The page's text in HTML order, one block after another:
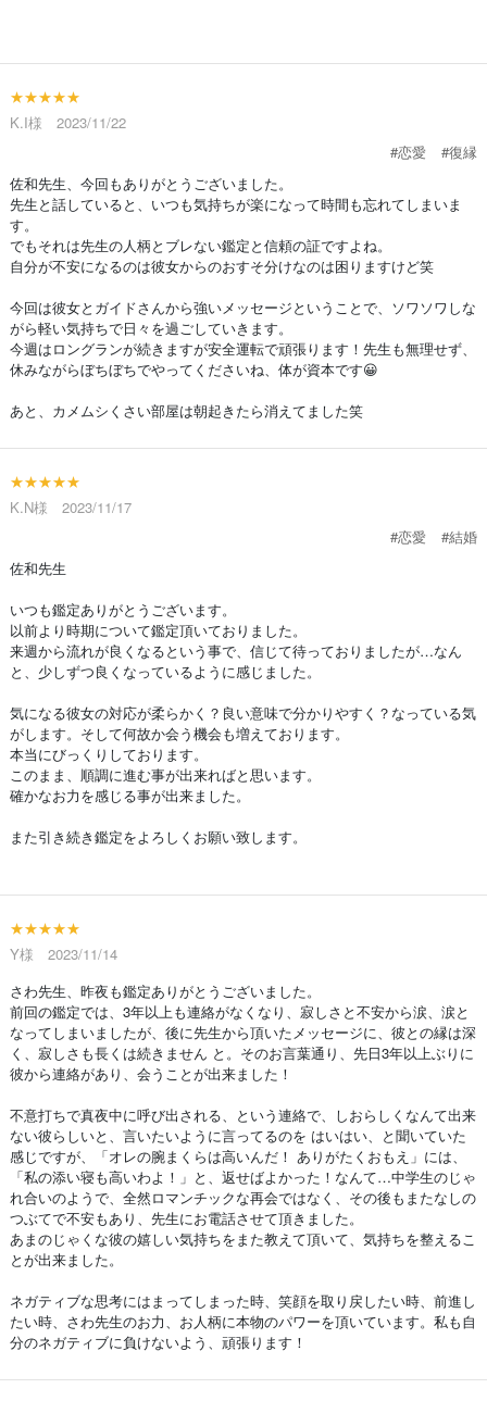
★★★★★
K.I様 2023/11/22
#恋愛
#復縁
佐和先生、今回もありがとうございました。
先生と話していると、いつも気持ちが楽になって時間も忘れてしまいま
す。
でもそれは先生の人柄とブレない鑑定と信頼の証ですよね。
自分が不安になるのは彼女からのおすそ分けなのは困りますけど笑
今回は彼女とガイドさんから強いメッセージということで、ソワソワしな
がら軽い気持ちで日々を過ごしていきます。
今週はロングランが続きますが安全運転で頑張ります！先生も無理せず、
休みながらぼちぼちでやってくださいね、体が資本です😀
あと、カメムシくさい部屋は朝起きたら消えてました笑
★★★★★
K.N様 2023/11/17
#恋愛
#結婚
佐和先生
いつも鑑定ありがとうございます。
以前より時期について鑑定頂いておりました。
来週から流れが良くなるという事で、信じて待っておりましたが…なん
と、少しずつ良くなっているように感じました。
気になる彼女の対応が柔らかく？良い意味で分かりやすく？なっている気
がします。そして何故か会う機会も増えております。
本当にびっくりしております。
このまま、順調に進む事が出来ればと思います。
確かなお力を感じる事が出来ました。
また引き続き鑑定をよろしくお願い致します。
★★★★★
Y様 2023/11/14
さわ先生、昨夜も鑑定ありがとうございました。
前回の鑑定では、3年以上も連絡がなくなり、寂しさと不安から涙、涙と
なってしまいましたが、後に先生から頂いたメッセージに、彼との縁は深
く、寂しさも長くは続きません と。そのお言葉通り、先日3年以上ぶりに
彼から連絡があり、会うことが出来ました！
不意打ちで真夜中に呼び出される、という連絡で、しおらしくなんて出来
ない彼らしいと、言いたいように言ってるのを はいはい、と聞いていた
感じですが、「オレの腕まくらは高いんだ！ ありがたくおもえ」には、
「私の添い寝も高いわよ！」と、返せばよかった！なんて…中学生のじゃ
れ合いのようで、全然ロマンチックな再会ではなく、その後もまたなしの
つぶてで不安もあり、先生にお電話させて頂きました。
あまのじゃくな彼の嬉しい気持ちをまた教えて頂いて、気持ちを整えるこ
とが出来ました。
ネガティブな思考にはまってしまった時、笑顔を取り戻したい時、前進し
たい時、さわ先生のお力、お人柄に本物のパワーを頂いています。私も自
分のネガティブに負けないよう、頑張ります！